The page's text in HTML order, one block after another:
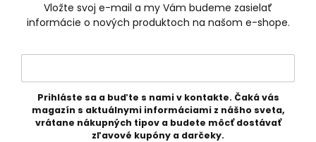
Vložte svoj e-mail a my Vám budeme zasielať
informácie o nových produktoch na našom e-shope.
Prihláste sa a buďte s nami v kontakte. Čaká vás
magazín s aktuálnymi informáciami z nášho sveta,
vrátane nákupných tipov a budete môcť dostávať
zľavové kupóny a darčeky.